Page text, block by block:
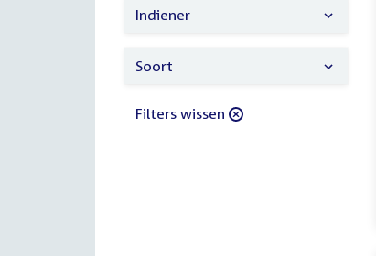
Indiener
Soort
Filters wissen